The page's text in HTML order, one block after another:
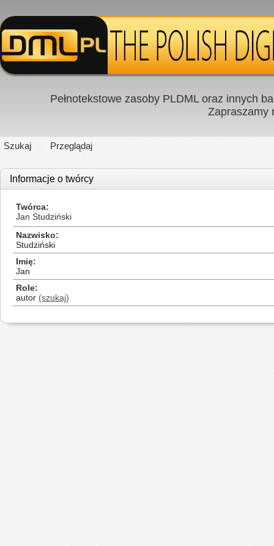
Pełnotekstowe zasoby PLDML oraz innych
Zapraszamy
Szukaj Przeglądaj
Informacje o twórcy
Twórca
Jan Studziński
Nazwisko
Studziński
Imię
Jan
Role
autor (szukaj)